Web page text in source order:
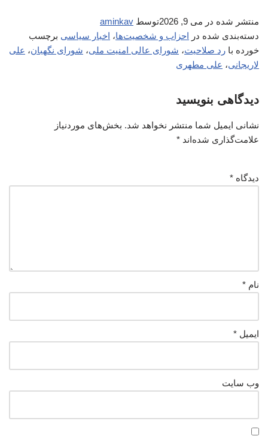
منتشر شده در می 9, 2026 توسط aminkav
دسته‌بندی شده در احزاب و شخصیت‌ها، اخبار سیاسی برچسب
خورده با رد صلاحیت، شورای عالی امنیت ملی، شورای نگهبان، علی
لاریجانی، علی مطهری
دیدگاهی بنویسید
نشانی ایمیل شما منتشر نخواهد شد. بخش‌های موردنیاز
علامت‌گذاری شده‌اند *
دیدگاه *
نام *
ایمیل *
وب‌ سایت